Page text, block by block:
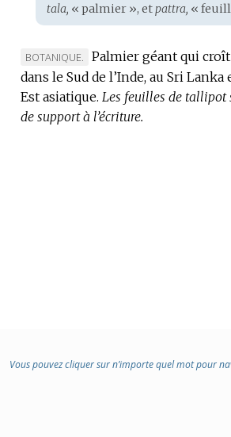
tala, « palmier », etpattra, «
MARQUE
DE
DOMAINE
:
BOTANIQUE.
Palmier géant qui
dans le Sud de l’Inde, au Sri Lanka
Est asiatique. Les feuilles de tallipot
de support à l’écriture.
Vous pouvez cliquer sur n’importe quel mot pour